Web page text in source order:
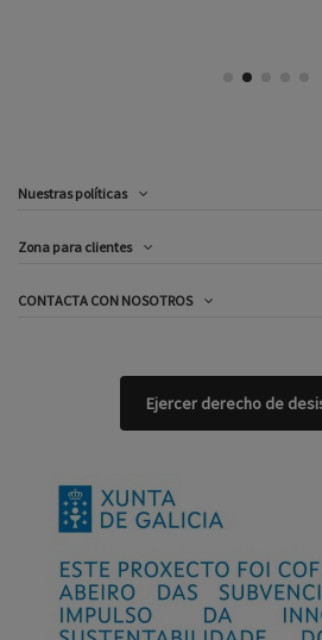
Nuestras políticas
Zona para clientes
CONTACTA CON NOSOTROS
Ejercer derecho de